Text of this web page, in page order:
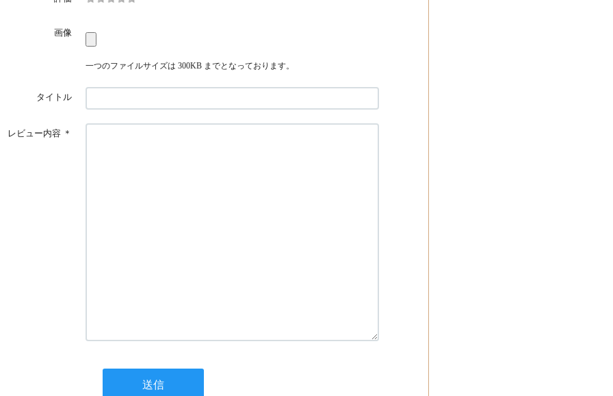
画像
一つのファイルサイズは 300KB までとなっております。
タイトル
レビュー内容 ＊